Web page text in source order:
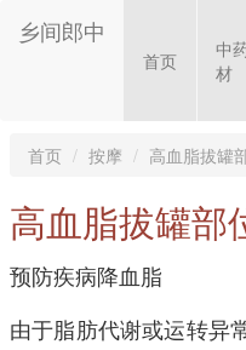
乡间郎中
首页
中
材
首页 按摩 高血脂拔罐
高血脂拔罐部
预防疾病降血脂
由于脂肪代谢或运转异